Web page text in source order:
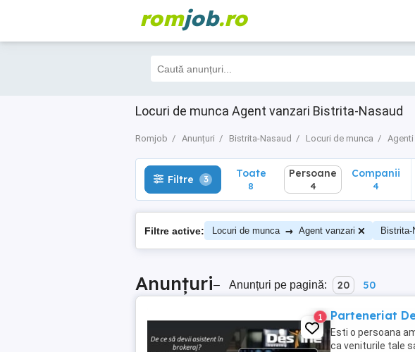
romjob.ro
Locuri de munca Agent vanzari Bistrita-Nasaud
Romjob Anunțuri Bistrita-Nasaud Locuri de munca
Filtre 3 Toate
8
Filtre 3 Toate
8
Persoane
4
Companii
4
Filtre active: Locuri de munca → Agent vanzari Bistrita-
Anunțuri– Anunțuri pe pagină: 20 50
1 Parteneriat
Esti o persoana
ca veniturile tale